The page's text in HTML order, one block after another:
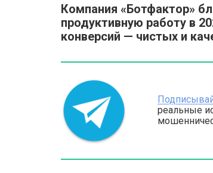
Компания «Ботфактор»
продуктивную работу в
конверсий — чистых и
реальные